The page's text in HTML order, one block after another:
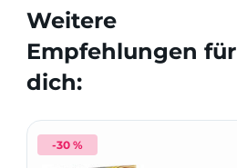
Weitere
Empfehlungen für
dich:
-30 %